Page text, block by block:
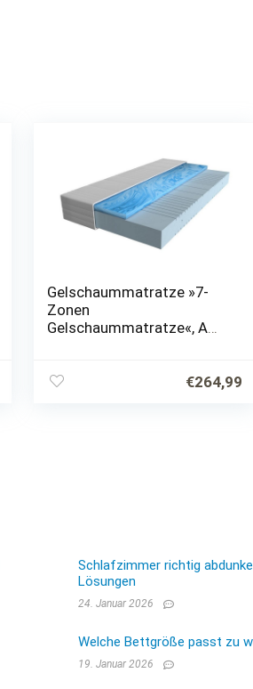
Gelschaummatratze »7-
Zonen
Gelschaummatratze«, AM
50, 80×200 cm
€264,99
Schlafzimmer richtig
Lösungen
24. Januar 2026
Welche Bettgröße passt zu
19. Januar 2026